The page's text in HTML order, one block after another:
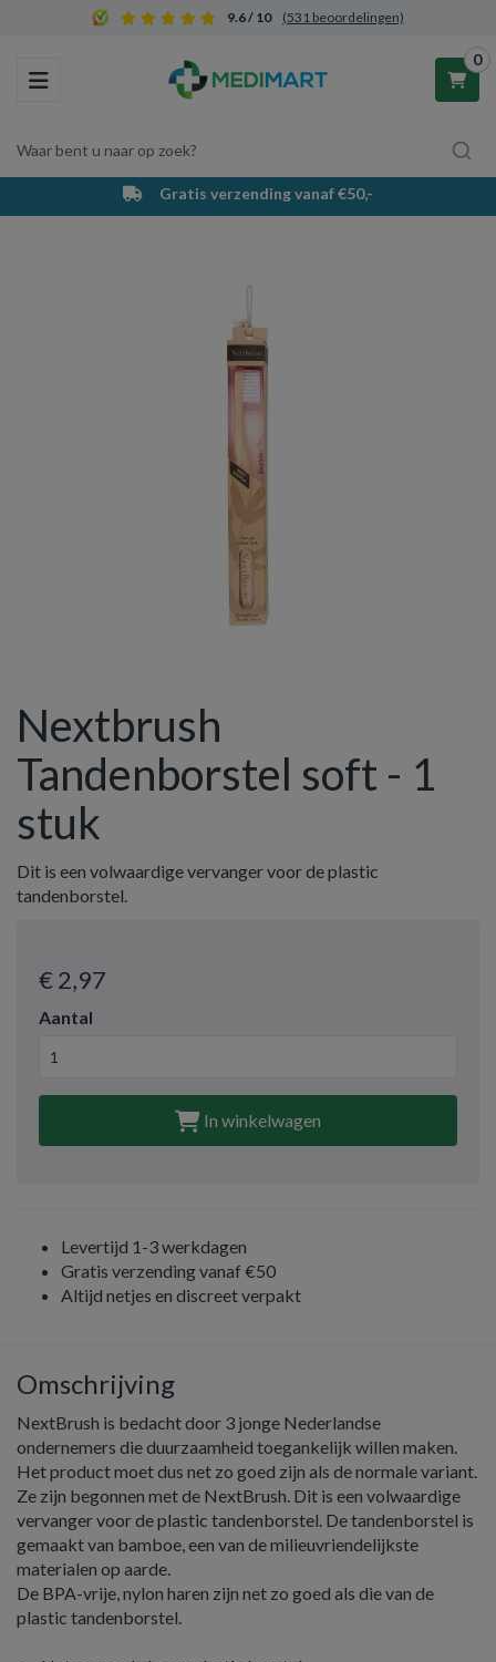
9.6 / 10 (531 beoordelingen)
Toggle navigation
Waar bent u naar op zoek?
0
Winkelwagen
Vul hem met producten.
Gratis verzending vanaf €50,-
Nextbrush
Tandenborstel soft - 1
stuk
Dit is een volwaardige vervanger voor de plastic
tandenborstel.
€ 2,97
Aantal
In winkelwagen
Levertijd 1-3 werkdagen
Gratis verzending vanaf €50
Altijd netjes en discreet verpakt
Omschrijving
NextBrush is bedacht door 3 jonge Nederlandse
ondernemers die duurzaamheid toegankelijk willen maken.
Het product moet dus net zo goed zijn als de normale variant.
Ze zijn begonnen met de NextBrush. Dit is een volwaardige
vervanger voor de plastic tandenborstel. De tandenborstel is
gemaakt van bamboe, een van de milieuvriendelijkste
materialen op aarde.
De BPA-vrije, nylon haren zijn net zo goed als die van de
plastic tandenborstel.